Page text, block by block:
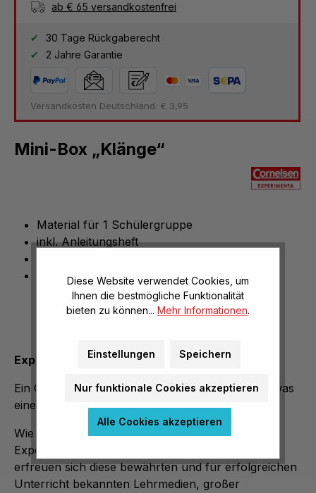
ab € 65 versandkostenfrei
30 Tage Rückgaberecht
2 Jahre Garantie
Versandkosten Deutschland: € 3,95
Mini-Box „Klänge“
Material für 1 Schülergruppe
inkl. Anleitungsheft
Lieferung im Kunststoffkoffer
Experimentierboxen
Ein Griff ins Regal und schon ist alles zur Hand, was
eine Klasse zur selbständigen Arbeit braucht.
Wie vor 30 Jahren, als die ersten
Experimentierboxen in die Grundschulen kamen,
erfreuen sich diese bewährten und für erfolgreichen
Unterricht bekannten Lehrmedien, großer
Diese Website verwendet Cookies, um
Ihnen die bestmögliche Funktionalität
bieten zu können... Mehr Informationen.
Einstellungen Speichern
Nur funktionale Cookies akzeptieren
Alle Cookies akzeptieren